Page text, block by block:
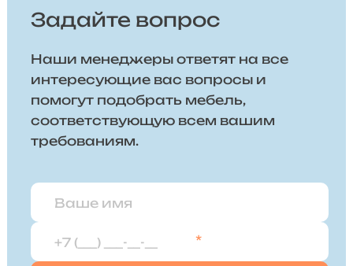
Задайте вопрос
Наши менеджеры ответят на все
интересующие вас вопросы и
помогут подобрать мебель,
соответствующую всем вашим
требованиям.
*